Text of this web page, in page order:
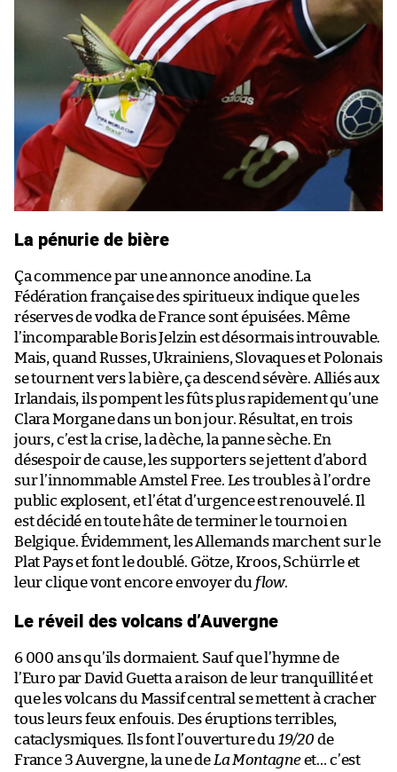
La pénurie de bière
Ça commence par une annonce anodine. La
Fédération française des spiritueux indique que les
réserves de vodka de France sont épuisées. Même
l’incomparable Boris Jelzin est désormais introuvable.
Mais, quand Russes, Ukrainiens, Slovaques et Polonais
se tournent vers la bière, ça descend sévère. Alliés aux
Irlandais, ils pompent les fûts plus rapidement qu’une
Clara Morgane dans un bon jour. Résultat, en trois
jours, c’est la crise, la dèche, la panne sèche. En
désespoir de cause, les supporters se jettent d’abord
sur l’innommable Amstel Free. Les troubles à l’ordre
public explosent, et l’état d’urgence est renouvelé. Il
est décidé en toute hâte de terminer le tournoi en
Belgique. Évidemment, les Allemands marchent sur le
Plat Pays et font le doublé. Götze, Kroos, Schürrle et
leur clique vont encore envoyer du flow.
Le réveil des volcans d’Auvergne
6 000 ans qu’ils dormaient. Sauf que l’hymne de
l’Euro par David Guetta a raison de leur tranquillité et
que les volcans du Massif central se mettent à cracher
tous leurs feux enfouis. Des éruptions terribles,
cataclysmiques. Ils font l’ouverture du 19/20 de
France 3 Auvergne, la une de La Montagneet… c’est